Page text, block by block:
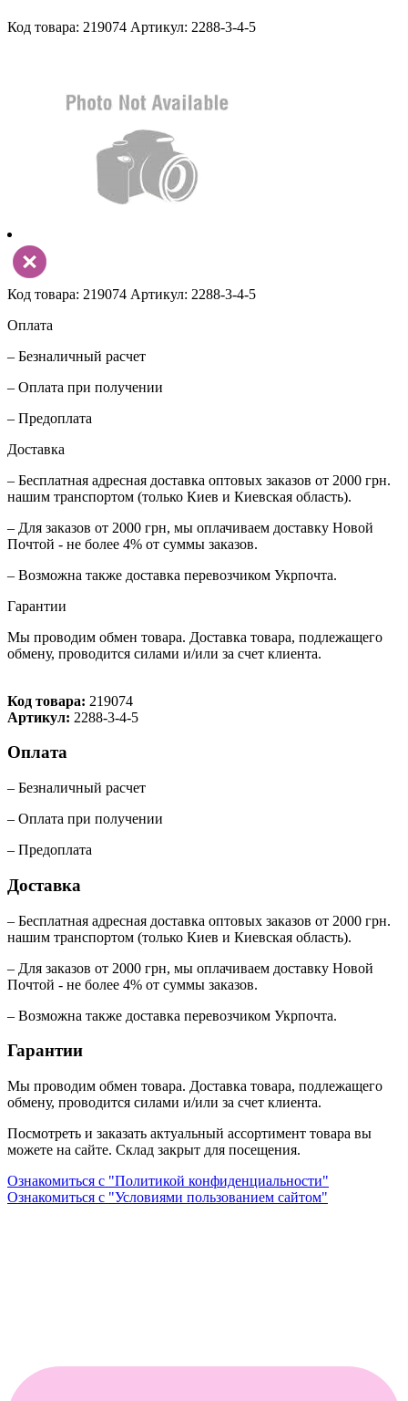
Код товара: 219074 Артикул: 2288-3-4-5
Код товара: 219074 Артикул: 2288-3-4-5
Оплата
– Безналичный расчет
– Оплата при получении
– Предоплата
Доставка
– Бесплатная адресная доставка оптовых заказов от 2000 грн.
нашим транспортом (только Киев и Киевская область).
– Для заказов от 2000 грн, мы оплачиваем доставку Новой
Почтой - не более 4% от суммы заказов.
– Возможна также доставка перевозчиком Укрпочта.
Гарантии
Мы проводим обмен товара. Доставка товара, подлежащего
обмену, проводится силами и/или за счет клиента.
Код товара: 219074
Артикул: 2288-3-4-5
Оплата
– Безналичный расчет
– Оплата при получении
– Предоплата
Доставка
– Бесплатная адресная доставка оптовых заказов от 2000 грн.
нашим транспортом (только Киев и Киевская область).
– Для заказов от 2000 грн, мы оплачиваем доставку Новой
Почтой - не более 4% от суммы заказов.
– Возможна также доставка перевозчиком Укрпочта.
Гарантии
Мы проводим обмен товара. Доставка товара, подлежащего
обмену, проводится силами и/или за счет клиента.
Посмотреть и заказать актуальный ассортимент товара вы
можете на сайте. Склад закрыт для посещения.
Ознакомиться с "Политикой конфиденциальности"
Ознакомиться с "Условиями пользованием сайтом"